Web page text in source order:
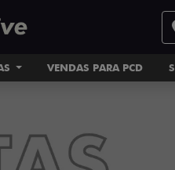
VENDAS PARA PCD